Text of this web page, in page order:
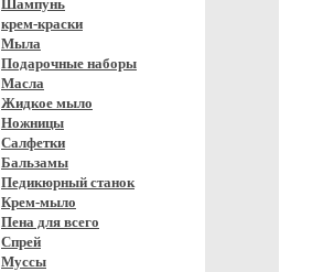
Шампунь
крем-краски
Мыла
Подарочные наборы
Масла
Жидкое мыло
Ножницы
Салфетки
Бальзамы
Педикюрный станок
Крем-мыло
Пена для всего
Спрей
Муссы